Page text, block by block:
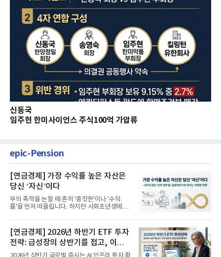
신동국
임주현 한미사이언스 주식100억 가압류
epic-Pension
[연금경제] 가장 수익률 높은 자산은
당신 ‘자신’이다
부의 축적을 논할 때 흔히 '종잣돈'이나 '수익
률'을 먼저 떠올립니다. 하지만 사회초년생에게
[연금경제] 2026년 하반기 ETF 투자
전략: 급성장의 상반기를 접고, 이제
'실적'이 가르는 하반기를 맞다